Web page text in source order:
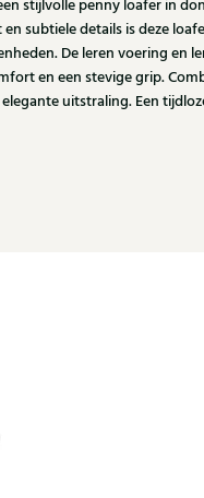
stijlvolle penny loafer in
subtiele details is deze
De leren voering en
en een stevige grip.
uitstraling. Een